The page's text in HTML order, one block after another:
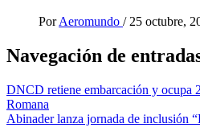
Por Aeromundo / 25 octubre,
Navegación de
DNCD retiene embarcación y ocupa
Romana
Abinader lanza jornada de inclusión